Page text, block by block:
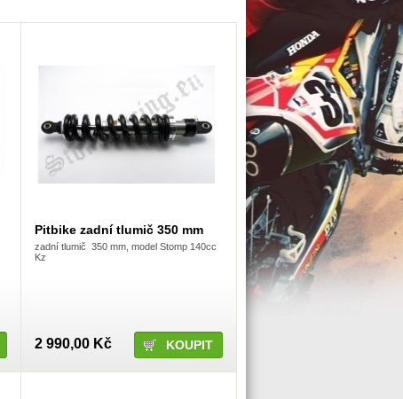
Pitbike zadní tlumič 350 mm
zadní tlumič 350 mm, model Stomp 140cc
Kz
2 990,00 Kč